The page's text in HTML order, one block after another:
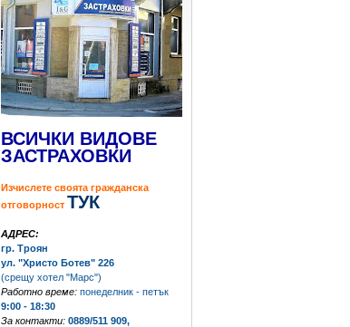
ВСИЧКИ ВИДОВЕ
ЗАСТРАХОВКИ
Изчислете своята гражданска
отговорност ТУК
АДРЕС:
гр. Троян
ул. "Христо Ботев" 226
(срещу хотел "Марс")
Работно време: понеделник - петък
9:00 - 18:30
За контакти: 0889/511 909,